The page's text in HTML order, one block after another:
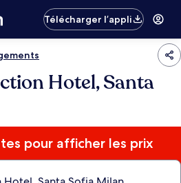
Télécharger l’appli
Hotel, Santa
pour afficher les prix